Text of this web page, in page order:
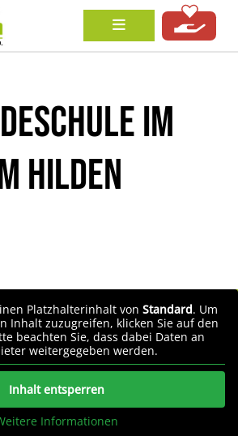
IM
HILDEN
Platzhalterinhalt von Standard. Um
Inhalt zuzugreifen, klicken Sie auf den
beachten Sie, dass dabei Daten an
weitergegeben werden.
Inhalt entsperren
Informationen